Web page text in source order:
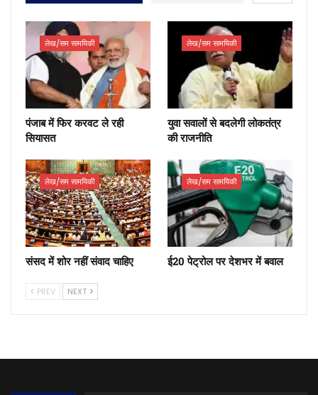
लेख/सम सामयिकी
पंजाब में फिर करवट ले रही
सियासत
लेख/सम सामयिकी
युवा सवालों से बदलेगी लोकतंत्र
की राजनीति
लेख/सम सामयिकी
संसद में शोर नहीं संवाद चाहिए
लेख/सम सामयिकी
ई20 पेट्रोल पर देशभर में बवाल
PREV NEXT